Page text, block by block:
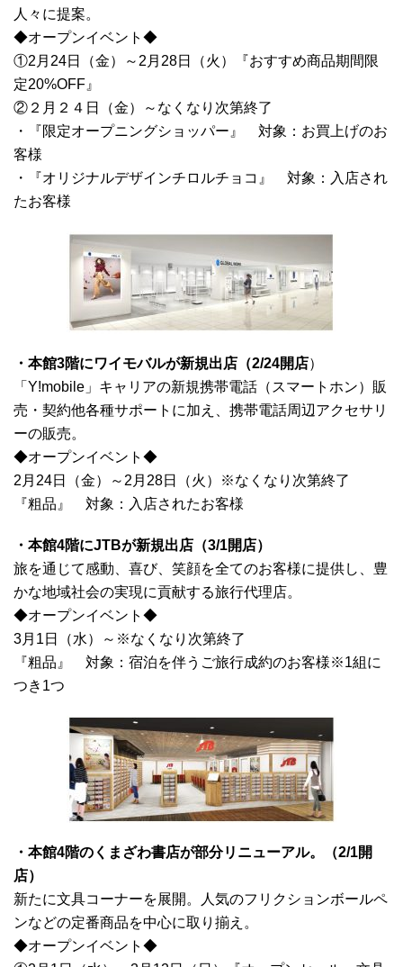
人々に提案。
◆オープンイベント◆
①2月24日（金）～2月28日（火）『おすすめ商品期間限
定20%OFF』
②２月２４日（金）～なくなり次第終了
・『限定オープニングショッパー』 対象：お買上げのお
客様
・『オリジナルデザインチロルチョコ』 対象：入店され
たお客様
・本館3階にワイモバルが新規出店（2/24開店）
「Y!mobile」キャリアの新規携帯電話（スマートホン）販
売・契約他各種サポートに加え、携帯電話周辺アクセサリ
ーの販売。
◆オープンイベント◆
2月24日（金）～2月28日（火）※なくなり次第終了
『粗品』 対象：入店されたお客様
・本館4階にJTBが新規出店（3/1開店）
旅を通じて感動、喜び、笑顔を全てのお客様に提供し、豊
かな地域社会の実現に貢献する旅行代理店。
◆オープンイベント◆
3月1日（水）～※なくなり次第終了
『粗品』 対象：宿泊を伴うご旅行成約のお客様※1組に
つき1つ
・本館4階のくまざわ書店が部分リニューアル。（2/1開
店）
新たに文具コーナーを展開。人気のフリクションボールペ
ンなどの定番商品を中心に取り揃え。
◆オープンイベント◆